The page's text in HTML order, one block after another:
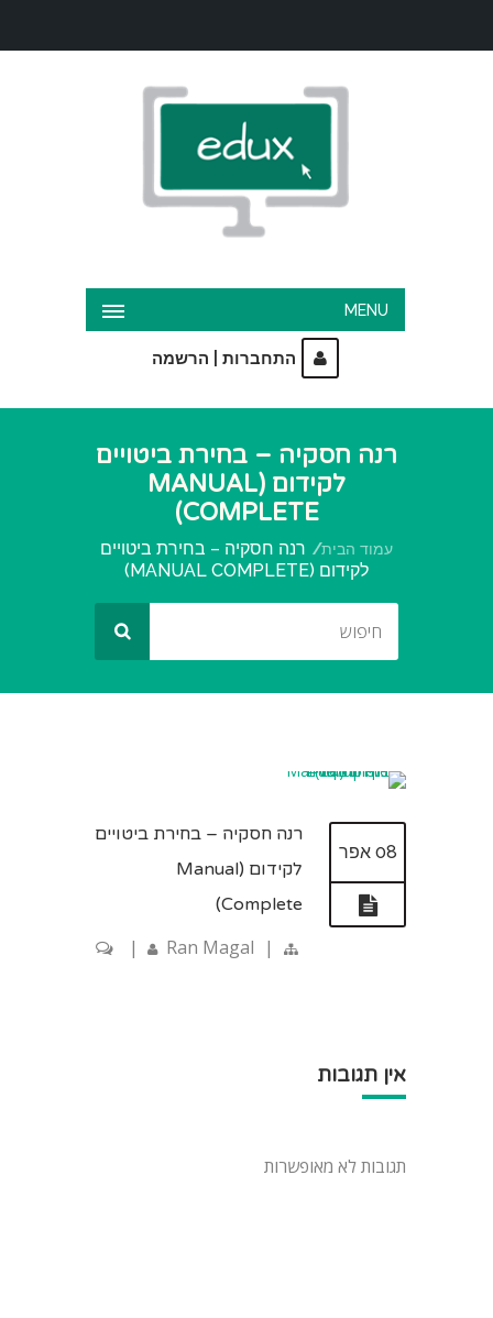
MENU
התחברות הרשמה
רנה חסקיה – בחירת ביטויים
לקידום (MANUAL
COMPLETE)
עמוד הבית
רנה חסקיה – בחירת ביטויים
לקידום (MANUAL COMPLETE)
08 אפר
רנה חסקיה – בחירת ביטויים
לקידום (Manual
Complete)
Ran Magal |
|
אין תגובות
תגובות לא מאופשרות